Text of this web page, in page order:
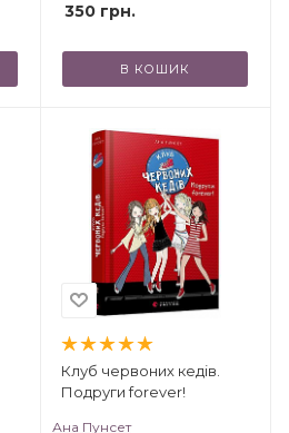
350грн.
В КОШИК
Клуб червоних кедів.
Подруги forever!
Ана Пунсет